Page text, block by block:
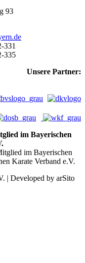
93
331
335
Unsere Partner:
im Bayerischen
im Bayerischen
Karate Verband e.V.
| Developed by arSito